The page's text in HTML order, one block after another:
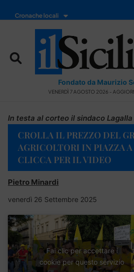
Cronache locali
Fondato da Maurizio
VENERDÌ 7 AGOSTO 2026 -
In testa al corteo il sindaco Lagalla
CROLLA IL PREZZO DEL
AGRICOLTORI IN PIAZZA
CLICCA PER IL VIDEO
Pietro Minardi
venerdì 26 Settembre 2025
Fai clic per accettare i
cookie per questo servizio